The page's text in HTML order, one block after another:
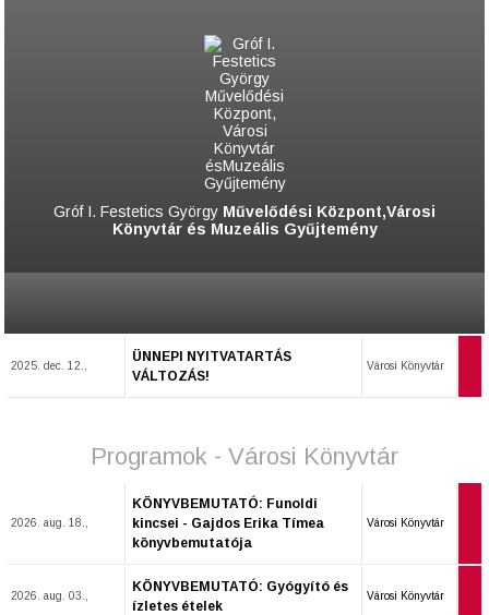
Gróf I. Festetics György Művelődési Központ,Városi
Könyvtár és Muzeális Gyűjtemény
2025. dec. 12.,
ÜNNEPI NYITVATARTÁS
VÁLTOZÁS!
Városi Könyvtár
Programok - Városi Könyvtár
2026. aug. 18.,
KÖNYVBEMUTATÓ: Funoldi
kincsei - Gajdos Erika Tímea
könyvbemutatója
Városi Könyvtár
2026. aug. 03.,
KÖNYVBEMUTATÓ: Gyógyító és
ízletes ételek
Városi Könyvtár